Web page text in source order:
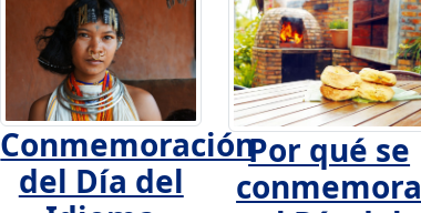
Conmemoración
del Día del
Por qué se
conmemora